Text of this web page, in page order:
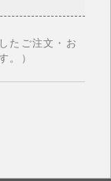
たご注文・お
。）